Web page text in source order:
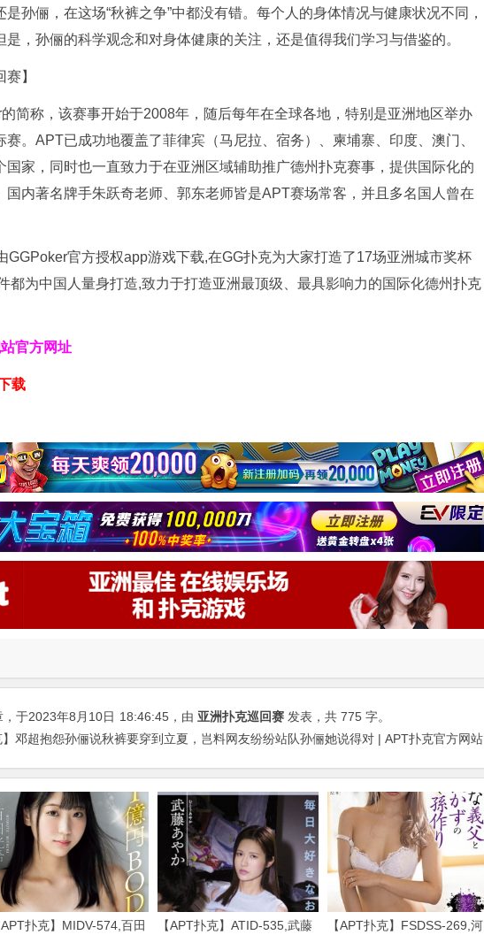
孙俪，在这场“秋裤之争”中都没有错。每个人的身体情况与健康状况不同，
，孙俪的科学观念和对身体健康的关注，还是值得我们学习与借鉴的。
】
简称，该赛事开始于2008年，随后每年在全球各地，特别是亚洲地区举办
。APT已成功地覆盖了菲律宾（马尼拉、宿务）、柬埔寨、印度、澳门、
国家，同时也一直致力于在亚洲区域辅助推广德州扑克赛事，提供国际化的
国内著名牌手朱跃奇老师、郭东老师皆是APT赛场常客，并且多名国人曾在
GGPoker官方授权app游戏下载,在GG扑克为大家打造了17场亚洲城市奖杯
都为中国人量身打造,致力于打造亚洲最顶级、最具影响力的国际化德州扑克
官方网址
载
于2023年8月10日 18:46:45 ，由 亚洲扑克巡回赛 发表，共 775 字。
】邓超抱怨孙俪说秋裤要穿到立夏，岂料网友纷纷站队孙俪她说得对 | APT扑克官方网站
APT扑克】MIDV-574,百田
【APT扑克】ATID-535,武藤
【APT扑克】FSDSS-269,河